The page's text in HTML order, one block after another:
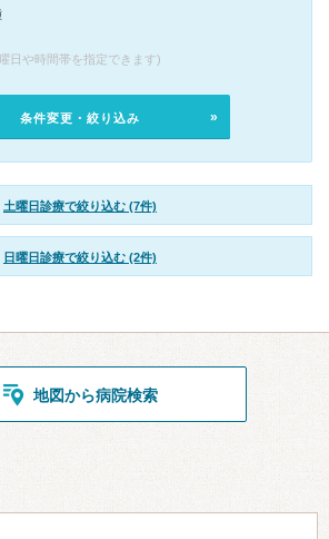
日や時間帯を指定できます)
条件変更・絞り込み
土曜日診療で絞り込む (7件)
日曜日診療で絞り込む (2件)
地図から病院検索